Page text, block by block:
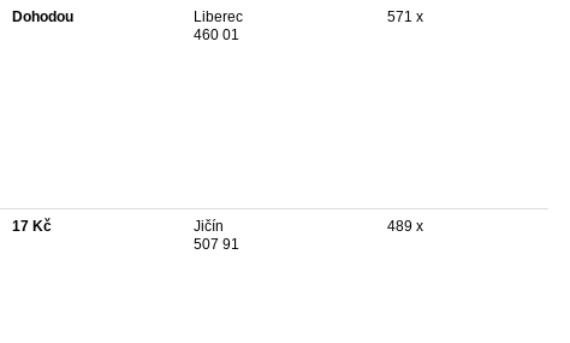
Dohodou
Liberec
460 01
571 x
17 Kč
Jičín
507 91
489 x